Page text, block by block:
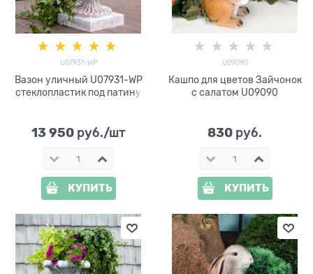
U07931-WP
Вазон уличный U07931-WP
стеклопластик под патину
13 950 руб./шт
КУПИТЬ
U09090
Кашпо для цветов Зайчонок
с салатом U09090
830 руб.
КУПИТЬ